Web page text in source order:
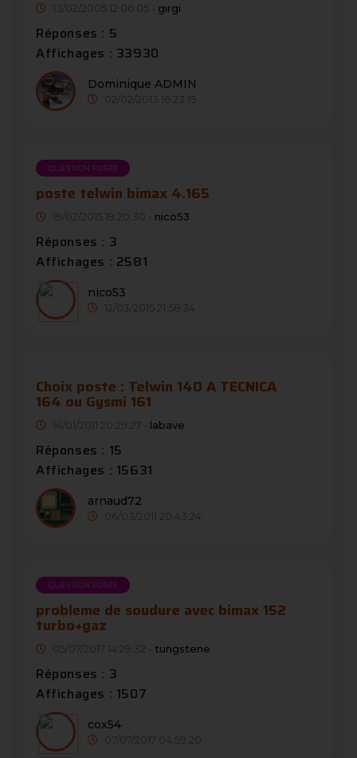
13/02/2005 12:06:05 - girgi
Réponses : 5
Affichages : 33930
Dominique ADMIN
02/02/2013 16:23:15
QUESTION POSÉE
poste telwin bimax 4.165
19/02/2015 19:20:30 - nico53
Réponses : 3
Affichages : 2581
nico53
12/03/2015 21:58:24
Choix poste : Telwin 140 A TECNICA
164 ou Gysmi 161
14/01/2011 20:29:27 - labave
Réponses : 15
Affichages : 15631
arnaud72
06/03/2011 20:43:24
QUESTION POSÉE
probleme de soudure avec bimax 152
turbo+gaz
05/07/2017 14:29:32 - tungstene
Réponses : 3
Affichages : 1507
cox54
07/07/2017 04:59:20